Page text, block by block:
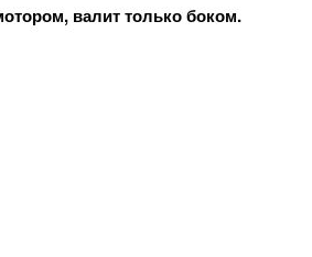
валит только боком.